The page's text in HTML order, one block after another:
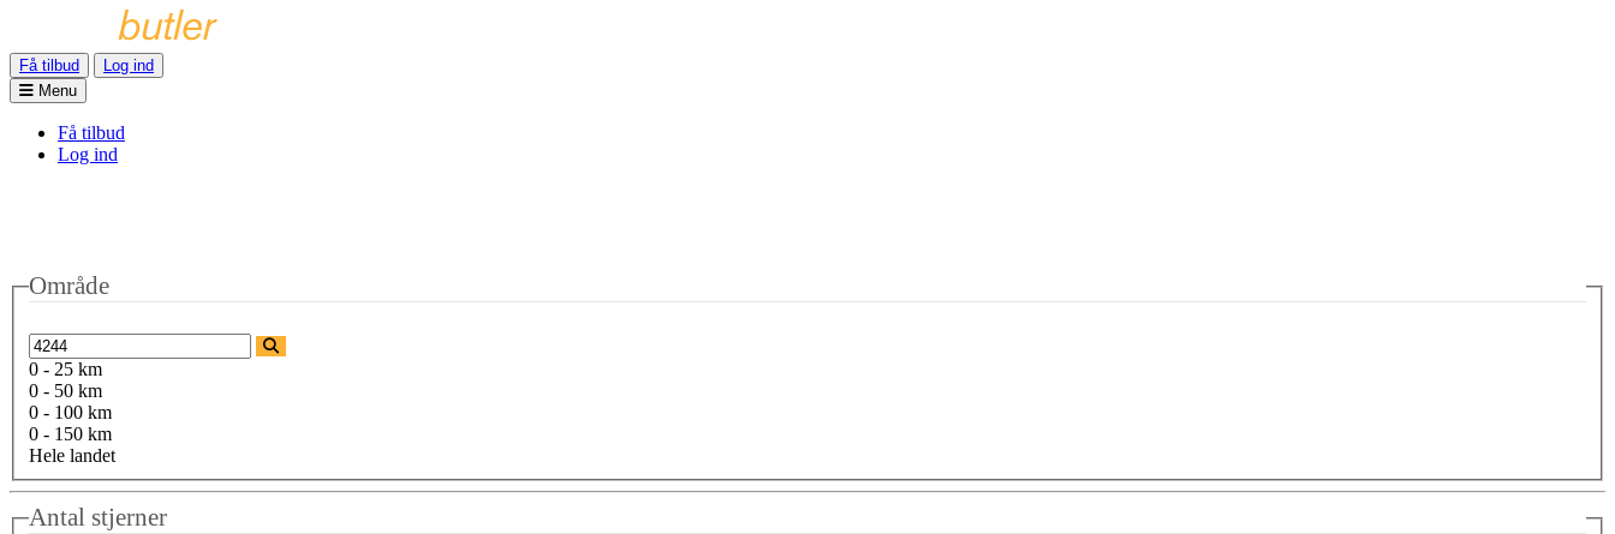
Få tilbud
Log ind
Menu
Få tilbud
Log ind
Område
0 - 25 km
0 - 50 km
0 - 100 km
0 - 150 km
Hele landet
Antal stjerner